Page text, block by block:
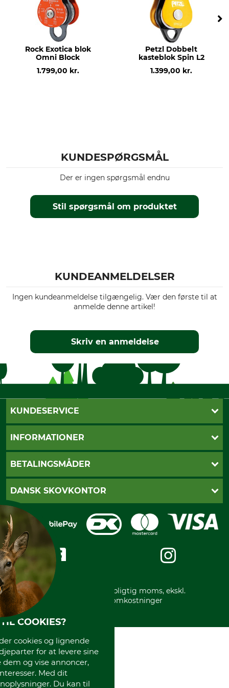
Brudstyrke
Rock Exotica blok
Omni Block
1.799,00 kr.
Petzl Dobbelt
kasteblok Spin L2
1.399,00 kr.
KUNDESPØRGSMÅL
Stil spørgsmål om produktet
Der er ingen spørgsmål endnu
KUNDEANMELDELSER
Ingen kundeanmeldelse tilgængelig. Vær den første til at
anmelde denne artikel!
Skriv en anmeldelse
KUNDESERVICE
Kontakt
Cookie-indstillinger
INFORMATIONER
Betalingsmåder
Reklamation
Privatlivspolitik
Handelsbetingelser
Impressum
Gratis returlabel
BETALINGSMÅDER
Dankort
Faktura
Mobile Pay
Kreditkort
DANSK SKOVKONTOR
Karriere
Messe datoer
Om os
International
* Alle priser inkl. lovpligtig moms, ekskl.
forsendelsesomkostninger
COOKIES?
cookies og lignende
for at levere sine
og vise annoncer,
Med dit
Du kan til